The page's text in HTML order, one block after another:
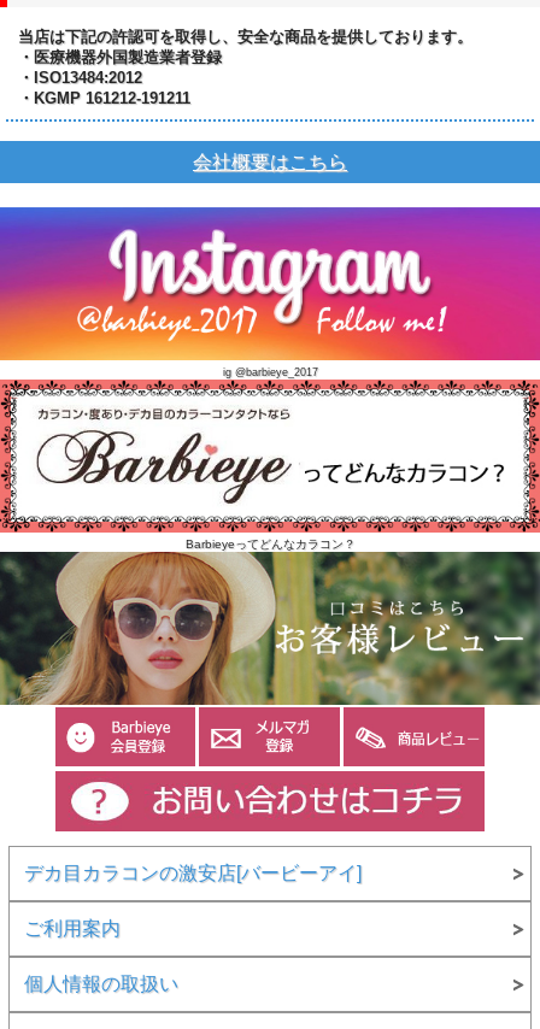
当店は下記の許認可を取得し、安全な商品を提供しております。
・医療機器外国製造業者登録
・ISO13484:2012
・KGMP 161212-191211
会社概要はこちら
ig @barbieye_2017
Barbieyeってどんなカラコン？
デカ目カラコンの激安店[バービーアイ]
ご利用案内
個人情報の取扱い